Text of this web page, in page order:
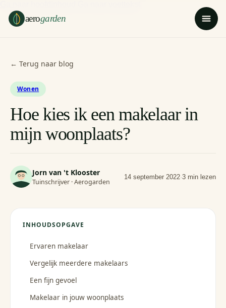
aerogarden
← Terug naar blog
Wonen
Hoe kies ik een makelaar in
mijn woonplaats?
Jorn van 't Klooster
Tuinschrijver · Aerogarden
14 september 2022·3 min lezen
INHOUDSOPGAVE
Ervaren makelaar
Vergelijk meerdere makelaars
Een fijn gevoel
Makelaar in jouw woonplaats